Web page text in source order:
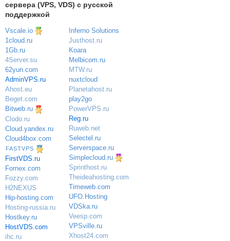
сервера (VPS, VDS) с русской
поддержкой
Vscale.io
1cloud.ru
1Gb.ru
4Server.su
62yun.com
AdminVPS.ru
Ahost.eu
Beget.com
Bitweb.ru
Clodo.ru
Cloud.yandex.ru
Cloud4box.com
FASTVPS
FirstVDS.ru
Fornex.com
Fozzy.com
H2NEXUS
Hip-hosting.com
Hosting-russia.ru
Hostkey.ru
HostVDS.com
ihc.ru
Inferno Solutions
Justhost.ru
Koara
Melbicom.ru
MTW.ru
nuxtcloud
Planetahost.ru
play2go
PowerVPS.ru
Reg.ru
Ruweb.net
Selectel.ru
Serverspace.ru
Simplecloud.ru
Sprinthost.ru
Theideahosting.com
Timeweb.com
UFO.Hosting
VDSka.ru
Veesp.com
VPSville.ru
Xhost24.com